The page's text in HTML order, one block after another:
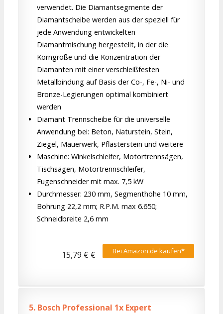
verwendet. Die Diamantsegmente der
Diamantscheibe werden aus der speziell für
jede Anwendung entwickelten
Diamantmischung hergestellt, in der die
Körngröße und die Konzentration der
Diamanten mit einer verschleißfesten
Metallbindung auf Basis der Co-, Fe-, Ni- und
Bronze-Legierungen optimal kombiniert
werden
Diamant Trennscheibe für die universelle
Anwendung bei: Beton, Naturstein, Stein,
Ziegel, Mauerwerk, Pflasterstein und weitere
Maschine: Winkelschleifer, Motortrennsägen,
Tischsägen, Motortrennschleifer,
Fugenschneider mit max. 7,5 kW
Durchmesser: 230 mm, Segmenthöhe 10 mm,
Bohrung 22,2 mm; R.P.M. max 6.650;
Schneidbreite 2,6 mm
Bei Amazon.de kaufen*
15,79 € €
5. Bosch Professional 1x Expert